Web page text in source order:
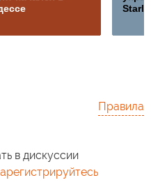
Правила
в дискуссии